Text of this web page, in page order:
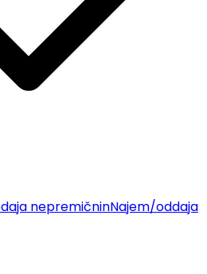
nepremičninNajem/oddaja